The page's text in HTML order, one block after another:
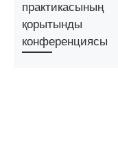
практикасының
қорытынды
конференциясы